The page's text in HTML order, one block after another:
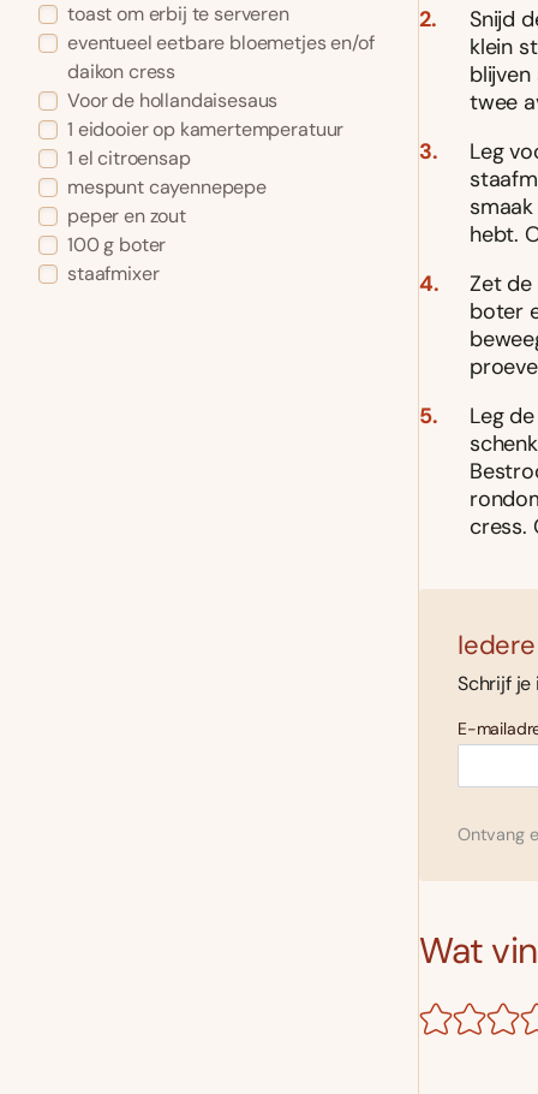
toast om erbij te serveren
eventueel eetbare bloemetjes en/of
daikon cress
Voor de hollandaisesaus
1 eidooier op kamertemperatuur
1 el citroensap
mespunt cayennepepe
peper en zout
100 g boter
staafmixer
Snijd
klein
twee
Leg
hebt.
Zet de
boter
Leg
cress.
Schrijf je
E-
Ontvang
Wat